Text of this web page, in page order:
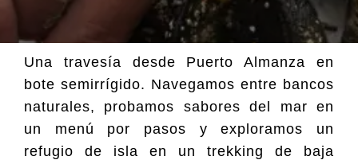
Una travesía desde Puerto Almanza en
bote semirrígido. Navegamos entre bancos
naturales, probamos sabores del mar en
un menú por pasos y exploramos un
refugio de isla en un trekking de baja